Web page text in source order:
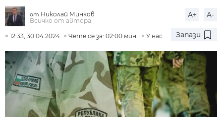
от Николай Минков
Всичко от автора
A+ A-
12:33, 30.04.2024 Чете се за: 02:00 мин. У нас Запази